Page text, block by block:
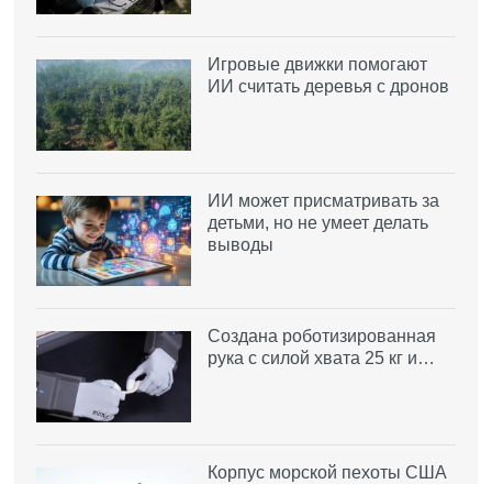
Игровые движки помогают
ИИ считать деревья с дронов
ИИ может присматривать за
детьми, но не умеет делать
выводы
Создана роботизированная
рука с силой хвата 25 кг и…
Корпус морской пехоты США